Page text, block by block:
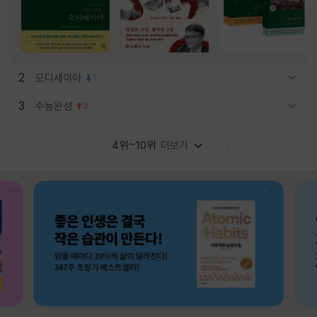
2 오디세이아 1
3 수능완성 2
4위~10위 더보기